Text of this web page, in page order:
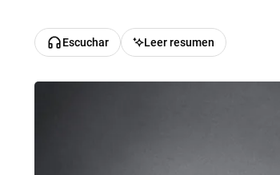
Escuchar Leer resumen